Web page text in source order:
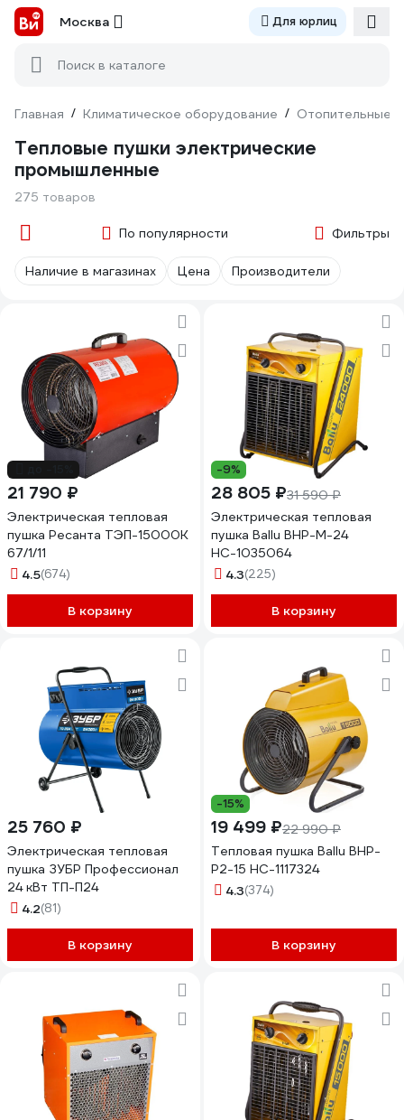
Москва Для юрлиц
Поиск в каталоге
Главная / Климатическое оборудование / Отопительные
Тепловые пушки электрические
промышленные
275 товаров
По популярности Фильтры
Наличие в магазинах Цена Производители
21 790 ₽
Электрическая тепловая
пушка Ресанта ТЭП-15000К
67/1/11
4.5(674)
В корзину
-9%
28 805 ₽31 590 ₽
Электрическая тепловая
пушка Ballu BHP-M-24
НС-1035064
4.3(225)
В корзину
25 760 ₽
Электрическая тепловая
пушка ЗУБР Профессионал
24 кВт ТП-П24
4.2(81)
В корзину
-15%
19 499 ₽22 990 ₽
Тепловая пушка Ballu BHP-
P2-15 НС-1117324
4.3(374)
В корзину